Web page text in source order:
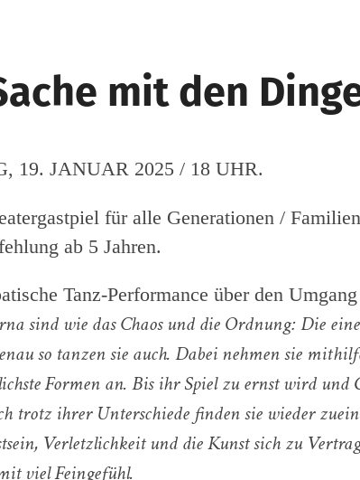
mit den
19. JANUAR 2025 / 18 UHR.
für alle Generationen /
ab 5 Jahren.
Tanz-Performance über den
sind wie das Chaos und die Ordnung: Die
so tanzen sie auch. Dabei nehmen sie
Formen an. Bis ihr Spiel zu ernst wird und
trotz ihrer Unterschiede finden sie wieder
Verletzlichkeit und die Kunst sich zu
viel Feingefühl.